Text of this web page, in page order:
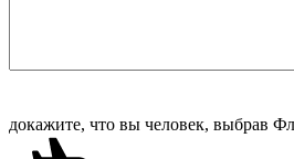
докажите, что вы человек, выбрав